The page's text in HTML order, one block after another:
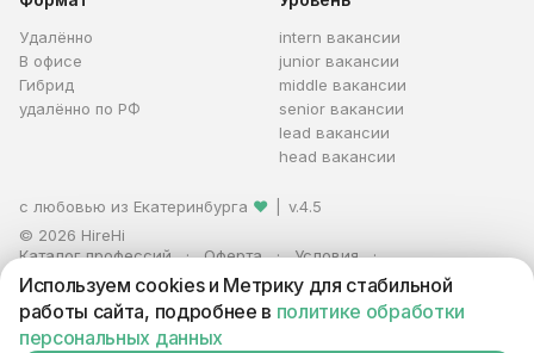
Удалённо
В офисе
Гибрид
удалённо по РФ
intern вакансии
junior вакансии
middle вакансии
senior вакансии
lead вакансии
head вакансии
с любовью из Екатеринбурга ❤
v.4.5
© 2026 HireHi
Каталог профессий
Оферта
Условия
Персональные данные
Реклама
ИП Захаров Антон Алексеевич · ИНН 663005711880 · ОГРНИП
321665800059102
Используем cookies и Метрику для стабильной
работы сайта, подробнее в политике обработки
персональных данных